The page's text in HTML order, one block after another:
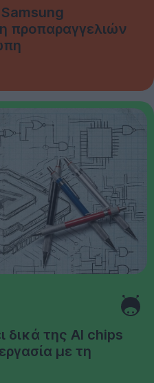
προπαραγγελιών
δικά της AI chips
με τη